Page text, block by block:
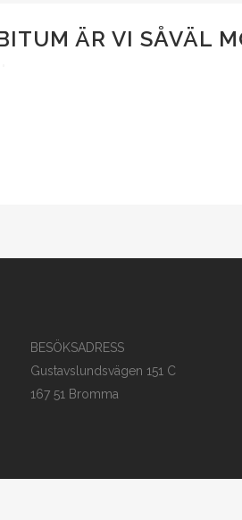
ÄR VI SÅVÄL
BESÖKSADRESS
Gustavslundsvägen 151 C
167 51 Bromma